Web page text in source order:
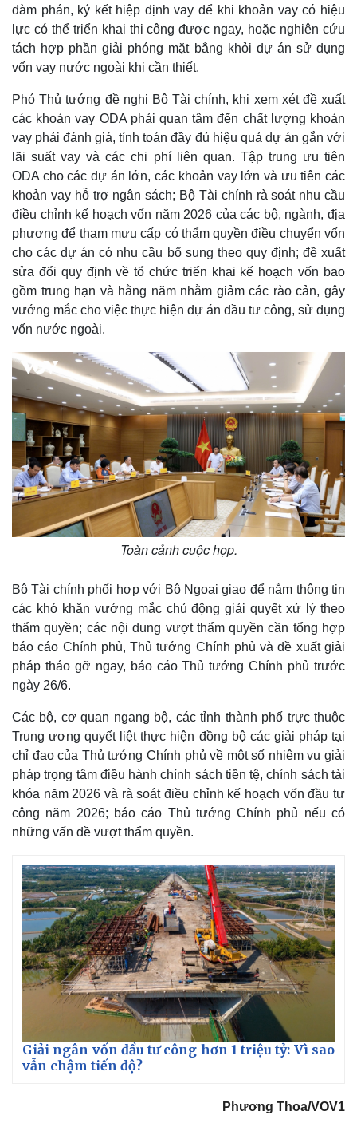
Kinh tế
Bất động sản
Khởi nghiệp
Giá vàng
Tỷ giá
Chứng khoán
Giá cà phê
đàm phán, ký kết hiệp định vay để khi khoản vay có hiệu
lực có thể triển khai thi công được ngay, hoặc nghiên cứu
tách hợp phần giải phóng mặt bằng khỏi dự án sử dụng
vốn vay nước ngoài khi cần thiết.
Phó Thủ tướng đề nghị Bộ Tài chính, khi xem xét đề xuất
các khoản vay ODA phải quan tâm đến chất lượng khoản
vay phải đánh giá, tính toán đầy đủ hiệu quả dự án gắn với
lãi suất vay và các chi phí liên quan. Tập trung ưu tiên
ODA cho các dự án lớn, các khoản vay lớn và ưu tiên các
khoản vay hỗ trợ ngân sách; Bộ Tài chính rà soát nhu cầu
điều chỉnh kế hoạch vốn năm 2026 của các bộ, ngành, địa
phương để tham mưu cấp có thẩm quyền điều chuyển vốn
cho các dự án có nhu cầu bổ sung theo quy định; đề xuất
sửa đổi quy định về tổ chức triển khai kế hoạch vốn bao
gồm trung hạn và hằng năm nhằm giảm các rào cản, gây
vướng mắc cho việc thực hiện dự án đầu tư công, sử dụng
vốn nước ngoài.
Toàn cảnh cuộc họp.
Bộ Tài chính phối hợp với Bộ Ngoại giao để nắm thông tin
các khó khăn vướng mắc chủ động giải quyết xử lý theo
thẩm quyền; các nội dung vượt thẩm quyền cần tổng hợp
báo cáo Chính phủ, Thủ tướng Chính phủ và đề xuất giải
pháp tháo gỡ ngay, báo cáo Thủ tướng Chính phủ trước
ngày 26/6.
Các bộ, cơ quan ngang bộ, các tỉnh thành phố trực thuộc
Trung ương quyết liệt thực hiện đồng bộ các giải pháp tại
chỉ đạo của Thủ tướng Chính phủ về một số nhiệm vụ giải
pháp trọng tâm điều hành chính sách tiền tệ, chính sách tài
khóa năm 2026 và rà soát điều chỉnh kế hoạch vốn đầu tư
công năm 2026; báo cáo Thủ tướng Chính phủ nếu có
những vấn đề vượt thẩm quyền.
Giải ngân vốn đầu tư công hơn 1 triệu tỷ: Vì sao
vẫn chậm tiến độ?
Phương Thoa/VOV1